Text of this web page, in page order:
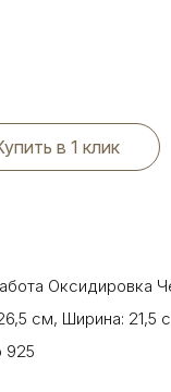
в 1 клик
Оксидировка
см, Ширина: 21,5
925